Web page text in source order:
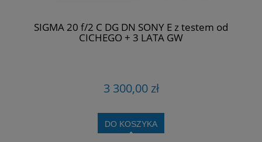
SIGMA 20 f/2 C DG DN SONY E z testem od
CICHEGO + 3 LATA GW
3 300,00 zł
DO KOSZYKA